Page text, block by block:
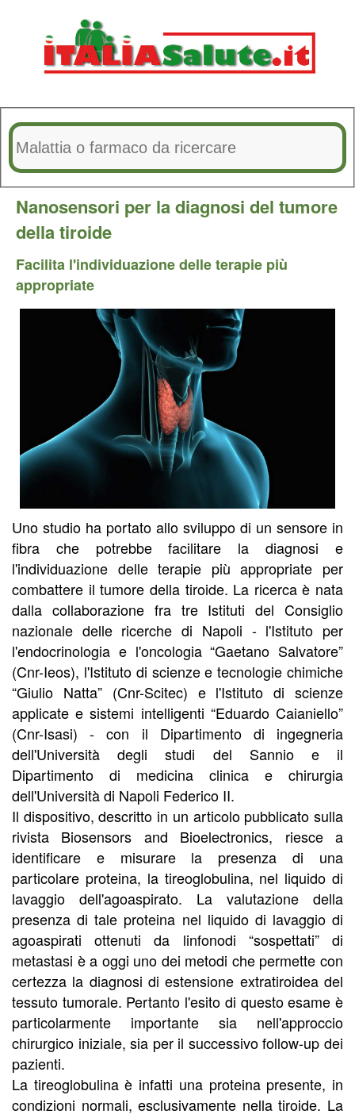
Nanosensori per la diagnosi del tumore
della tiroide
Facilita l'individuazione delle terapie più
appropriate
Uno studio ha portato allo sviluppo di un sensore in
fibra che potrebbe facilitare la diagnosi e
l'individuazione delle terapie più appropriate per
combattere il tumore della tiroide. La ricerca è nata
dalla collaborazione fra tre Istituti del Consiglio
nazionale delle ricerche di Napoli - l'Istituto per
l'endocrinologia e l'oncologia “Gaetano Salvatore”
(Cnr-Ieos), l'Istituto di scienze e tecnologie chimiche
“Giulio Natta” (Cnr-Scitec) e l'Istituto di scienze
applicate e sistemi intelligenti “Eduardo Caianiello”
(Cnr-Isasi) - con il Dipartimento di ingegneria
dell'Università degli studi del Sannio e il
Dipartimento di medicina clinica e chirurgia
dell'Università di Napoli Federico II.
Il dispositivo, descritto in un articolo pubblicato sulla
rivista Biosensors and Bioelectronics, riesce a
identificare e misurare la presenza di una
particolare proteina, la tireoglobulina, nel liquido di
lavaggio dell'agoaspirato. La valutazione della
presenza di tale proteina nel liquido di lavaggio di
agoaspirati ottenuti da linfonodi “sospettati” di
metastasi è a oggi uno dei metodi che permette con
certezza la diagnosi di estensione extratiroidea del
tessuto tumorale. Pertanto l'esito di questo esame è
particolarmente importante sia nell'approccio
chirurgico iniziale, sia per il successivo follow-up dei
pazienti.
La tireoglobulina è infatti una proteina presente, in
condizioni normali, esclusivamente nella tiroide. La